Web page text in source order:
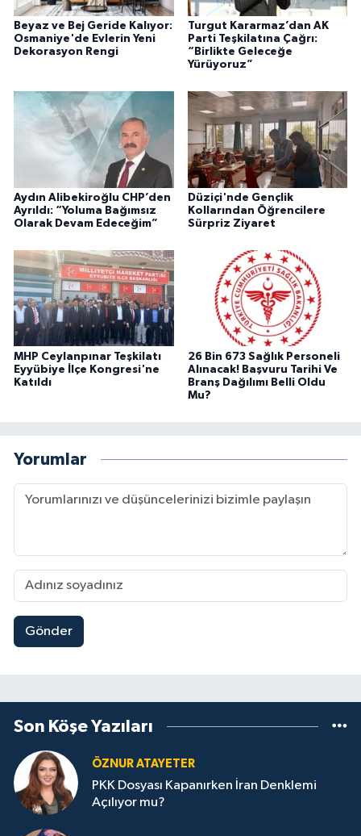
Beyaz ve Bej Geride Kalıyor:
Osmaniye'de Evlerin Yeni
Dekorasyon Rengi
Turgut Kararmaz’dan AK
Parti Teşkilatına Çağrı:
“Birlikte Geleceğe
Yürüyoruz”
Aydın Alibekiroğlu CHP’den
Ayrıldı: “Yoluma Bağımsız
Olarak Devam Edeceğim”
Düziçi'nde Gençlik
Kollarından Öğrencilere
Sürpriz Ziyaret
MHP Ceylanpınar Teşkilatı
Eyyübiye İlçe Kongresi'ne
Katıldı
26 Bin 673 Sağlık Personeli
Alınacak! Başvuru Tarihi Ve
Branş Dağılımı Belli Oldu
Mu?
Yorumlar
Gönder
Son Köşe Yazıları
ÖZNUR ATAYETER
PKK Dosyası Kapanırken İran Denklemi
Açılıyor mu?